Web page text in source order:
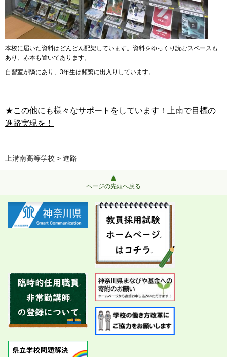
本校に届いた資料はどんどん配架しています。資料をゆっくり読むスペースも
あり、赤本も置いてあります。
自習室が隣にあり、3年生は頻繁に出入りしています。
★この他にも様々なサポートをしています！上南で目標の
進路実現を！
上溝南高等学校 > 進路
ページの先頭へ戻る